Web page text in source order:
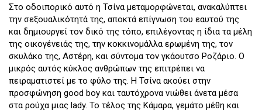
Στο οδοιπορικό αυτό η Τσίνα μεταμορφώνεται, ανακαλύπτει
την σεξουαλικότητά της, αποκτά επίγνωση του εαυτού της
και δημιουργεί τον δικό της τόπο, επιλέγοντας η ίδια τα μέλη
της οικογένειάς της, την κοκκινομάλλα ερωμένη της, τον
σκυλάκο της, Αστέρη, και σύντομα τον γκάουτσο Ροζάριο. Ο
μικρός αυτός κύκλος ανθρώπων της επιτρέπει να
πειραματιστεί με το φύλο της. Η Τσίνα ακούει στην
προσφώνηση good boy και ταυτόχρονα νιώθει άνετα μέσα
στα ρούχα μιας lady. Το τέλος της Κάμαρα, γεμάτο μέθη και